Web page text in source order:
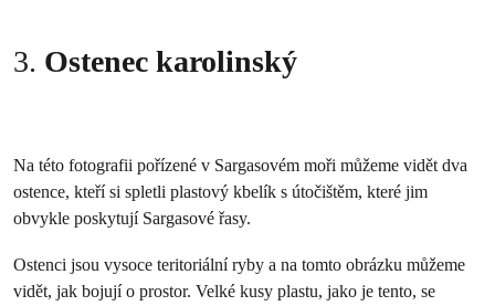
3. Ostenec karolinský
Na této fotografii pořízené v Sargasovém moři můžeme vidět dva
ostence, kteří si spletli plastový kbelík s útočištěm, které jim
obvykle poskytují Sargasové řasy.
Ostenci jsou vysoce teritoriální ryby a na tomto obrázku můžeme
vidět, jak bojují o prostor. Velké kusy plastu, jako je tento, se